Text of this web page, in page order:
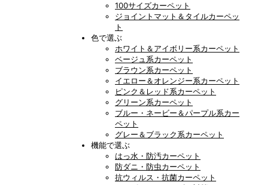
100サイズカーペット
ジョイントマット＆タイルカーペッ
ト
色で選ぶ
ホワイト＆アイボリー系カーペット
ベージュ系カーペット
ブラウン系カーペット
イエロー＆オレンジー系カーペット
ピンク＆レッド系カーペット
グリーン系カーペット
ブルー・ネービー＆パープル系カー
ペット
グレー＆ブラック系カーペット
機能で選ぶ
はっ水・防汚カーペット
防ダニ・防虫カーペット
抗ウィルス・抗菌カーペット